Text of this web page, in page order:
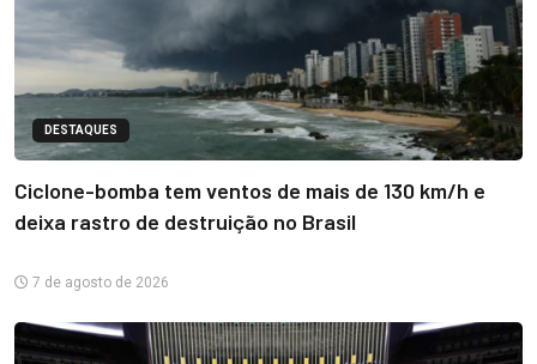
DESTAQUES
Ciclone-bomba tem ventos de mais de 130 km/h e
deixa rastro de destruição no Brasil
7 de agosto de 2026